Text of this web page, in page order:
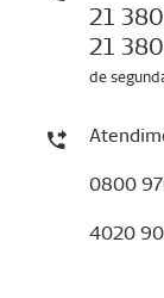
21
21
de
0800
4020